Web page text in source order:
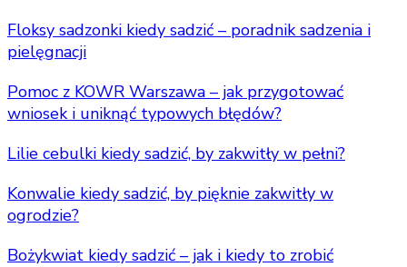
Floksy sadzonki kiedy sadzić – poradnik sadzenia i
pielęgnacji
Pomoc z KOWR Warszawa – jak przygotować
wniosek i uniknąć typowych błędów?
Lilie cebulki kiedy sadzić, by zakwitły w pełni?
Konwalie kiedy sadzić, by pięknie zakwitły w
ogrodzie?
Bożykwiat kiedy sadzić – jak i kiedy to zrobić